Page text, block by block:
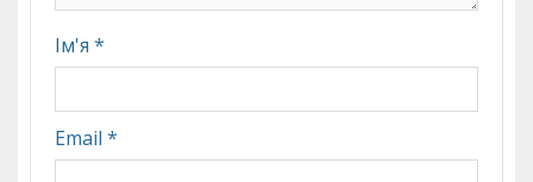
Ім'я *
Email *